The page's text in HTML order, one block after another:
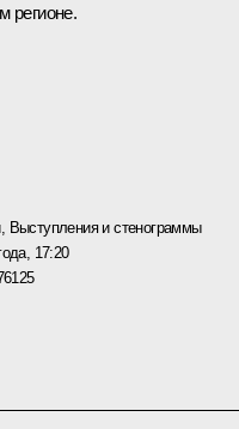
регионе.
, Выступления и стенограммы
17:20